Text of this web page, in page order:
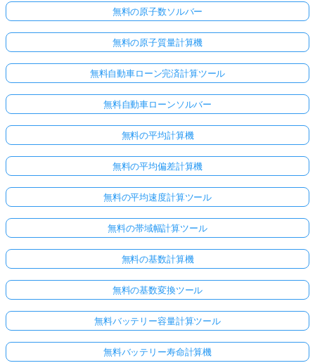
無料の原子数ソルバー
無料の原子質量計算機
無料自動車ローン完済計算ツール
無料自動車ローンソルバー
無料の平均計算機
無料の平均偏差計算機
無料の平均速度計算ツール
無料の帯域幅計算ツール
無料の基数計算機
無料の基数変換ツール
無料バッテリー容量計算ツール
無料バッテリー寿命計算機